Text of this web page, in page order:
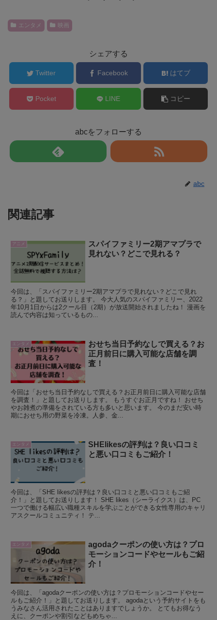
エンタメ 映画
シェアする
Twitter Facebook はてブ
Pocket LINE コピー
abcをフォローする
abc
関連記事
アニメ
スパイファミリー2期アマプラで
見れない？どこで見れる？
今回は、「スパイファミリー2期アマプラで見れない？どこで見れ
る？」と題してお送りします。 今大人気のスパイファミリー、2022
年10月1日からは2クール目（2期）が放送開始されましたね！ 漫画を
読んで内容は知っているもの...
エンタメ
おせち当日予約なしで買える？お
正月前日に購入可能な店舗を調
査！
今回は「おせち当日予約なしで買える？お正月前日に購入可能な店舗
を調査！」と題してお送りします。 もうすぐお正月ですね！ おせち
やお雑煮の準備をされている方も多いと思います。 今のまだ安い時
期におせち用の野菜を冷凍。人参、金...
エンタメ
SHElikesの評判は？良い口コミ
と悪い口コミもご紹介！
今回は、「SHE likesの評判は？良い口コミと悪い口コミもご紹
介！」と題してお送りします！ SHE likes（シーライクス）は、PC
一つで働ける幅広い職種スキルを学ぶことができる女性専用のキャリ
アスクールコミュニティ！ テ...
エンタメ
agodaクーポンの使い方は？プロ
モーションコードやセールもご紹
介！
今回は、「agodaクーポンの使い方は？プロモーションコードやセー
ルもご紹介！」と題してお送りします。 agodaという予約サイトをも
うみなさん活用されたことはありますでしょうか。 とてもお得なう
えに、クーポンや割引などもめちゃ...